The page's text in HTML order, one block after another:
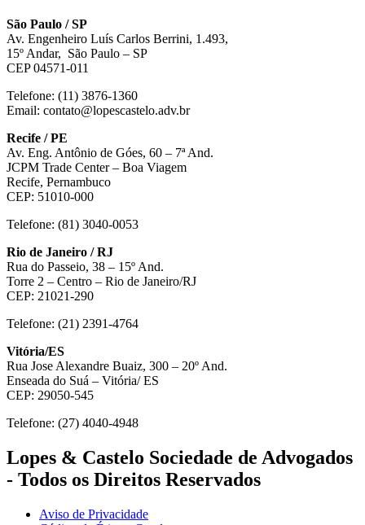
São Paulo / SP
Av. Engenheiro Luís Carlos Berrini, 1.493,
15º Andar, São Paulo – SP
CEP 04571-011
Telefone: (11) 3876-1360
Email: contato@lopescastelo.adv.br
Recife / PE
Av. Eng. Antônio de Góes, 60 – 7ª And.
JCPM Trade Center – Boa Viagem
Recife, Pernambuco
CEP: 51010-000
Telefone: (81) 3040-0053
Rio de Janeiro / RJ
Rua do Passeio, 38 – 15º And.
Torre 2 – Centro – Rio de Janeiro/RJ
CEP: 21021-290
Telefone: (21) 2391-4764
Vitória/ES
Rua Jose Alexandre Buaiz, 300 – 20º And.
Enseada do Suá – Vitória/ ES
CEP: 29050-545
Telefone: (27) 4040-4948
Lopes & Castelo Sociedade de Advogados
- Todos os Direitos Reservados
Aviso de Privacidade